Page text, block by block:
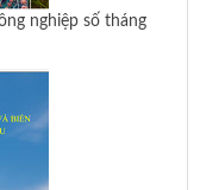
nghiệp số tháng